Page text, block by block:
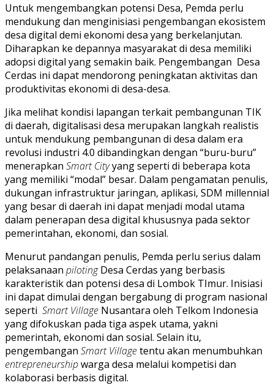
Untuk mengembangkan potensi Desa, Pemda perlu
mendukung dan menginisiasi pengembangan ekosistem
desa digital demi ekonomi desa yang berkelanjutan.
Diharapkan ke depannya masyarakat di desa memiliki
adopsi digital yang semakin baik. Pengembangan Desa
Cerdas ini dapat mendorong peningkatan aktivitas dan
produktivitas ekonomi di desa-desa.
Jika melihat kondisi lapangan terkait pembangunan TIK
di daerah, digitalisasi desa merupakan langkah realistis
untuk mendukung pembangunan di desa dalam era
revolusi industri 4.0 dibandingkan dengan “buru-buru”
menerapkan Smart Cityyang seperti di beberapa kota
yang memiliki “modal” besar. Dalam pengamatan penulis,
dukungan infrastruktur jaringan, aplikasi, SDM millennial
yang besar di daerah ini dapat menjadi modal utama
dalam penerapan desa digital khususnya pada sektor
pemerintahan, ekonomi, dan sosial.
Menurut pandangan penulis, Pemda perlu serius dalam
pelaksanaan pilotingDesa Cerdas yang berbasis
karakteristik dan potensi desa di Lombok TImur. Inisiasi
ini dapat dimulai dengan bergabung di program nasional
seperti Smart Village Nusantara oleh Telkom Indonesia
yangdifokuskan pada tiga aspek utama, yakni
pemerintah, ekonomi dan sosial. Selain itu,
pengembangan Smart Villagetentu akan menumbuhkan
entrepreneurshipwarga desa melalui kompetisi dan
kolaborasi berbasis digital.